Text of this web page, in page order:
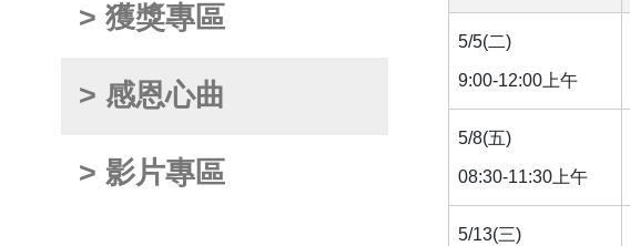
> 獲獎專區
> 感恩心曲
> 影片專區
5/5(二)
9:00-12:00上午
5/8(五)
08:30-11:30上午
5/13(三)